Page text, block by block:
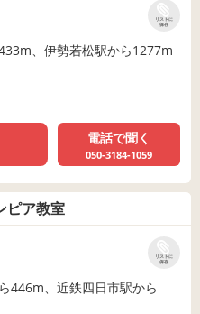
リストに
保存
、伊勢若松駅から1277m
電話で聞く
050-3184-1059
ピア教室
リストに
保存
446m、近鉄四日市駅から